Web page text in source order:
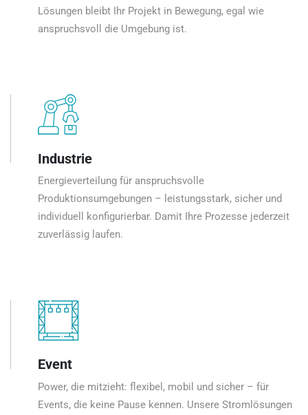
Lösungen bleibt Ihr Projekt in Bewegung, egal wie
anspruchsvoll die Umgebung ist.
Industrie
Energieverteilung für anspruchsvolle
Produktionsumgebungen – leistungsstark, sicher und
individuell konfigurierbar. Damit Ihre Prozesse jederzeit
zuverlässig laufen.
Event
Power, die mitzieht: flexibel, mobil und sicher – für
Events, die keine Pause kennen. Unsere Stromlösungen